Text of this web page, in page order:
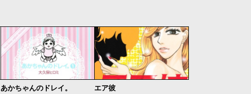
あかちゃんのドレイ。 エア彼